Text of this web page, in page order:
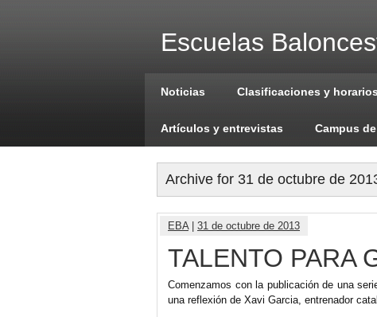
Escuelas
Noticias Clasificaciones y horarios
Artículos y entrevistas Campus
Archive for 31 de octubre de
EBA| 31 de octubre de 2013
TALENTO PARA
Comenzamos con la publicación de una
una reflexión de Xavi Garcia, entrenador